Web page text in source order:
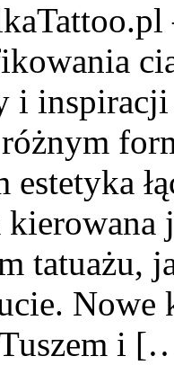
i inspiracji
różnym
estetyka
kierowana
tatuażu,
i